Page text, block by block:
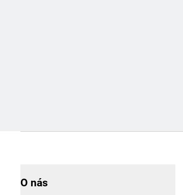
O nás